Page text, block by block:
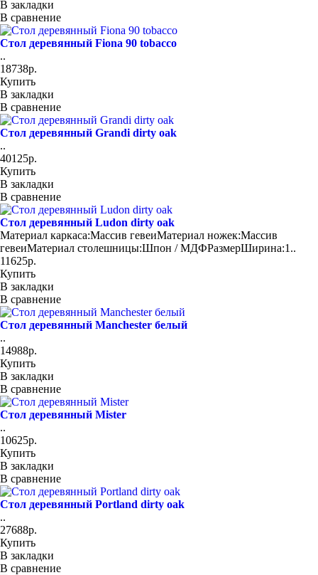
В закладки
В сравнение
Стол деревянный Fiona 90 tobacco
..
18738р.
Купить
В закладки
В сравнение
Стол деревянный Grandi dirty oak
..
40125р.
Купить
В закладки
В сравнение
Стол деревянный Ludon dirty oak
Материал каркаса:Массив гевеиМатериал ножек:Массив
гевеиМатериал столешницы:Шпон / МДФРазмерШирина:1..
11625р.
Купить
В закладки
В сравнение
Стол деревянный Manchester белый
..
14988р.
Купить
В закладки
В сравнение
Стол деревянный Mister
..
10625р.
Купить
В закладки
В сравнение
Стол деревянный Portland dirty oak
..
27688р.
Купить
В закладки
В сравнение